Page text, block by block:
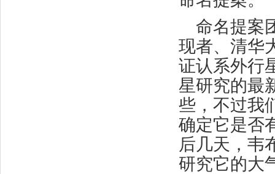
命名提案
现者、清华
证认系外行
星研究的最
些，不过我
确定它是否
后几天，韦
研究它的大